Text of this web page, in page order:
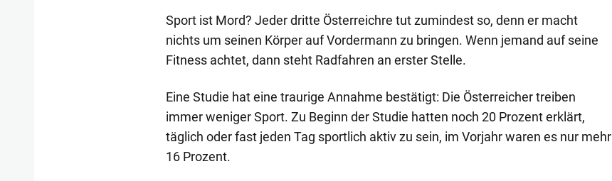
Sport ist Mord? Jeder dritte Österreichre tut zumindest so, denn er macht
nichts um seinen Körper auf Vordermann zu bringen. Wenn jemand auf seine
Fitness achtet, dann steht Radfahren an erster Stelle.
Eine Studie hat eine traurige Annahme bestätigt: Die Österreicher treiben
immer weniger Sport. Zu Beginn der Studie hatten noch 20 Prozent erklärt,
täglich oder fast jeden Tag sportlich aktiv zu sein, im Vorjahr waren es nur mehr
16 Prozent.